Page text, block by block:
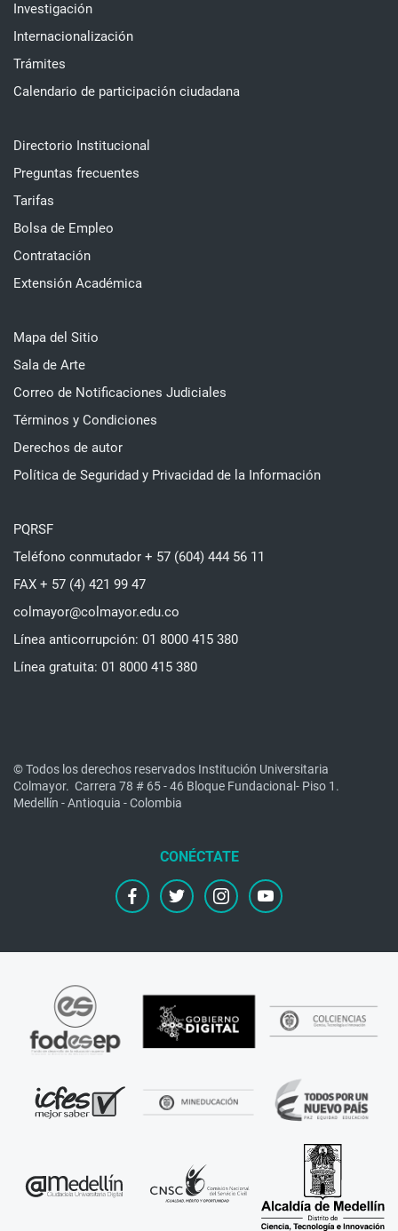
Investigación
Internacionalización
Trámites
Calendario de participación ciudadana
Directorio Institucional
Preguntas frecuentes
Tarifas
Bolsa de Empleo
Contratación
Extensión Académica
Mapa del Sitio
Sala de Arte
Correo de Notificaciones Judiciales
Términos y Condiciones
Derechos de autor
Política de Seguridad y Privacidad de la Información
PQRSF
Teléfono conmutador + 57 (604) 444 56 11
FAX + 57 (4) 421 99 47
colmayor@colmayor.edu.co
Línea anticorrupción: 01 8000 415 380
Línea gratuita: 01 8000 415 380
© Todos los derechos reservados Institución Universitaria
Colmayor. Carrera 78 # 65 - 46 Bloque Fundacional- Piso 1.
Medellín - Antioquia - Colombia